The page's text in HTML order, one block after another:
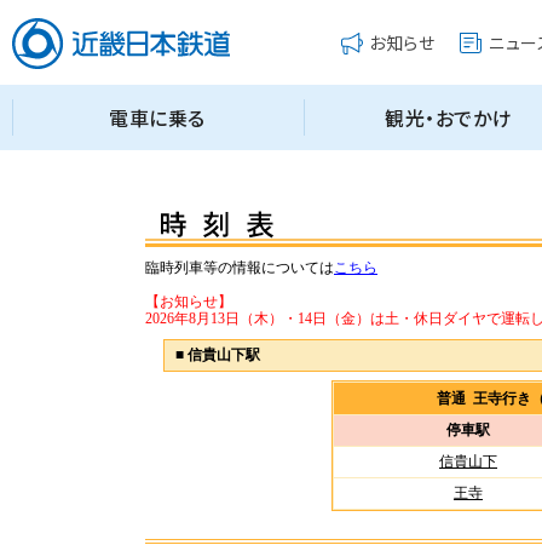
臨時列車等の情報についてはこちら
【お知らせ】
2026年8月13日（木）・14日（金）は土・休日ダイヤで運転
■ 信貴山下駅
普通 王寺行き
停車駅
信貴山下
王寺